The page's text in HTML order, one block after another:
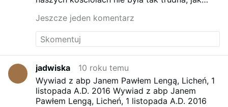
przykazania, Świętą Tradycję, a z drugiej
,,dyrektywy,, Watykanu i przełożonych, często
sprzeczne z oficjalnym, dotychczasowym
nauczaniem KK. Ponadto występuje jeszcze
moralnego i religijnego w imię miłosierdzia. Z
przekazu teologicznego znikło już dawno
jednoznaczne słowo cudzołóstwo. Po co
drażnić ludzi, że żyją w grzechu?
Jeszcze jeden komentarz
jadwiska
10 roku temu
Wywiad z abp Janem Pawłem Lengą, Licheń, 1
listopada A.D. 2016 Wywiad z abp Janem
Pawłem Lengą, Licheń, 1 listopada A.D. 2016